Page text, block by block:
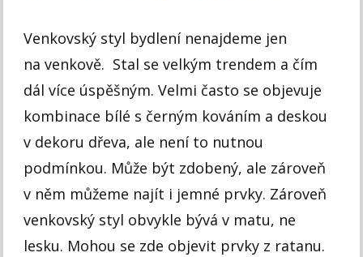
Venkovský styl bydlení nenajdeme jen
na venkově. Stal se velkým trendem a čím
dál více úspěšným. Velmi často se objevuje
kombinace bílé s černým kováním a deskou
v dekoru dřeva, ale není to nutnou
podmínkou. Může být zdobený, ale zároveň
v něm můžeme najít i jemné prvky. Zároveň
venkovský styl obvykle bývá v matu, ne
lesku. Mohou se zde objevit prvky z ratanu.